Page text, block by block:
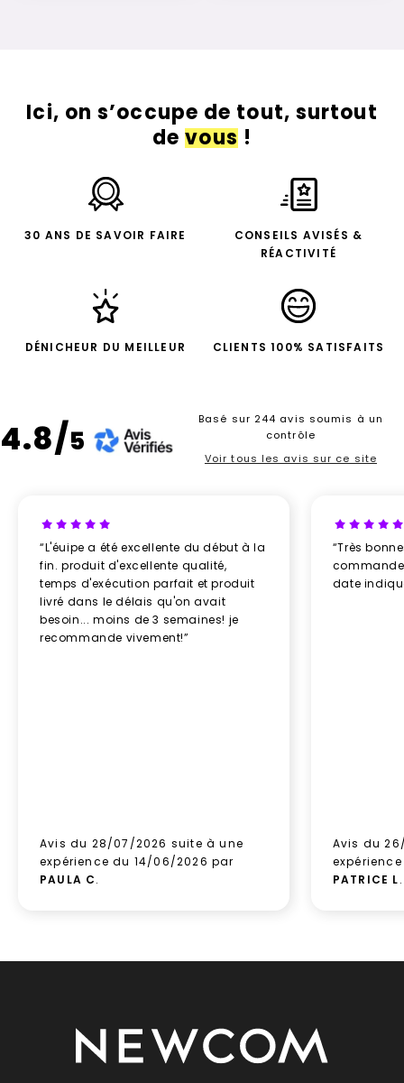
Ici, on s’occupe de tout, surtout
devous!
30 ANS DE SAVOIR FAIRE
CONSEILS AVISÉS &
RÉACTIVITÉ
DÉNICHEUR DU MEILLEUR CLIENTS 100% SATISFAITS
4.8/5
Basé sur 244 avis soumis à un
contrôle
Voir tous les avis sur ce site
“L'éuipe a été excellente du début à la
fin. produit d'excellente qualité,
temps d'exécution parfait et produit
livré dans le délais qu'on avait
besoin... moins de 3 semaines! je
recommande vivement!”
Avis du 28/07/2026 suite à une
expérience du 14/06/2026 par
PAULA C.
“Très
date
Avis du
PATRICE L.